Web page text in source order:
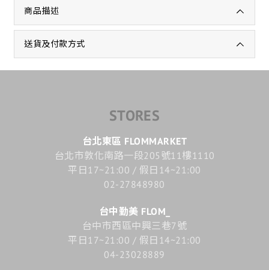
商品描述
送貨及付款方式
STORES
台北東區 FLOMMARKET
台北市敦化南路一段205號11樓1110
平日17~21:00 / 假日14~21:00
02-27848980
台中勤美 FLOM_
台中市西區中興三巷7號
平日17~21:00 / 假日14~21:00
04-23028889